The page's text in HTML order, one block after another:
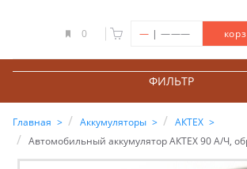
0 — | ———
ФИЛЬТР
Главная Аккумуляторы
АКТЕХ
Автомобильный аккумулятор АКТЕХ 90 А/Ч,